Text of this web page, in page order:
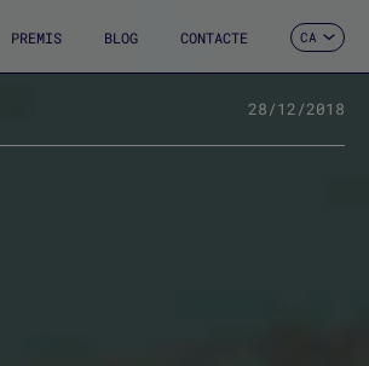
PREMIS BLOG CONTACTE CA
FR
IT
28/12/2018